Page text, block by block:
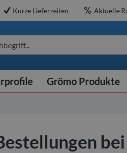
Kurze Lieferzeiten Aktuelle
Grömo Produkte